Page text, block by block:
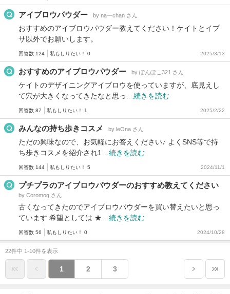
アイブロウパウダー by naーchan さん
おすすめのアイブロウパウダー教えてください！ケイトとイプ
サ以外でお願いします。
回答数 124 私もしりたい！ 0 2025/3/13
おすすめのアイブロウパウダー by ぽんぽこ321 さん
ケイトのデザイニングアイブロウを使っていますが、底見えし
て穴が大きくなってきたなと思っ… 続きを読む
回答数 87 私もしりたい！ 1 2025/2/22
みんなの持ち歩きコスメ by leOna さん
ただの興味なので、お気軽にお答えください♪ よくSNS等で持
ち歩きコスメを紹介され1… 続きを読む
回答数 144 私もしりたい！ 5 2024/11/1
プチプラのアイブロウパウダーのおすすめ教えてください
by Coromog さん
古くなってきたのでアイブロウパウダーを買い替えたいと思っ
ています 希望としては ★… 続きを読む
回答数 56 私もしりたい！ 0 2024/10/28
22件中 1-10件を表示
1 2 3